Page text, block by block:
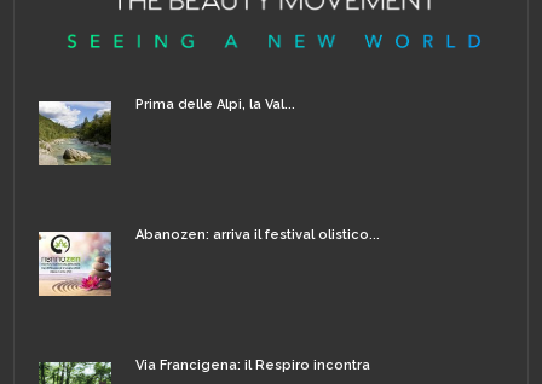
Prima delle Alpi, la Val...
Abanozen: arriva il festival olistico...
Via Francigena: il Respiro incontra